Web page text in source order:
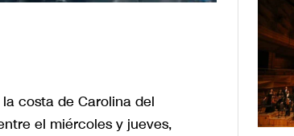
costa de Carolina del
el miércoles y jueves,